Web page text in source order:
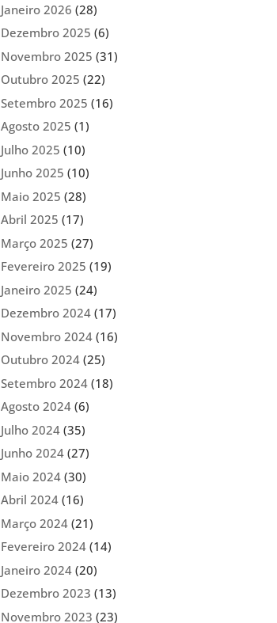
Janeiro 2026 (28)
Dezembro 2025 (6)
Novembro 2025 (31)
Outubro 2025 (22)
Setembro 2025 (16)
Agosto 2025 (1)
Julho 2025 (10)
Junho 2025 (10)
Maio 2025 (28)
Abril 2025 (17)
Março 2025 (27)
Fevereiro 2025 (19)
Janeiro 2025 (24)
Dezembro 2024(17)
Novembro 2024(16)
Outubro 2024(25)
Setembro 2024(18)
Agosto 2024(6)
Julho 2024(35)
Junho 2024(27)
Maio 2024(30)
Abril 2024(16)
Março 2024(21)
Fevereiro 2024(14)
Janeiro 2024(20)
Dezembro 2023 (13)
Novembro 2023 (23)